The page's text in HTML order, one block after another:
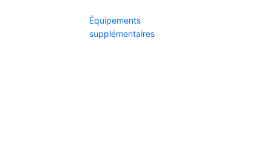
Équipements
supplémentaires